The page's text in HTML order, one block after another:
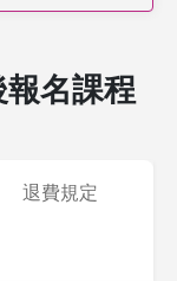
名課程
退費規定